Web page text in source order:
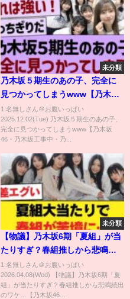
未分類
乃木坂５期生のあの子、完全に
見つかってしまうwww【乃木坂
46・乃木坂工事中・乃木坂配信
中】
1:名無しさん＠お腹いっぱい
2025.12.02(Tue) 乃木坂５期生のあの子、
完全に見つかってしまうwww【乃木坂
46・乃木坂工事中・乃...
未分類
【物議】乃木坂6期「夏組」が当
たりすぎ？春組推しから悲鳴続
出のワケ…【乃木坂46】
1:名無しさん＠お腹いっぱい
2026.04.08(Wed) 【物議】乃木坂6期「夏
組」が当たりすぎ？春組推しから悲鳴続出
のワケ…【乃木坂46...